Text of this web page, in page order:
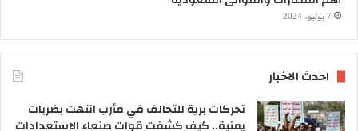
7 يوليو، 2024
احدث الاخبار
تحركات برية للتحالف في مأرب انتهت بضربات
يمنية.. كيف كشفت قوات صنعاء الاستعدادات